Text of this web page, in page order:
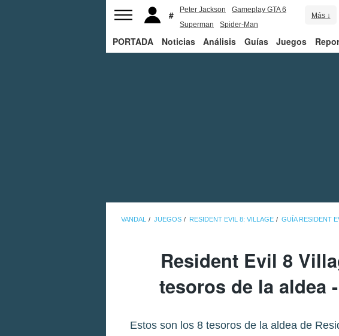
Peter Jackson
Gameplay GTA 6
Superman
Spider-Man
Más ↓
PORTADA Noticias Análisis Guías Juegos
VANDAL JUEGOS RESIDENT EVIL 8: VILLAGE GUÍA RESIDENT
Resident Evil 8
tesoros de la aldea
Estos son los 8 tesoros de la aldea de